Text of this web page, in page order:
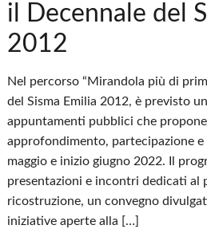
il Decennale del
2012
Nel percorso “Mirandola più di
del Sisma Emilia 2012, è previsto
appuntamenti pubblici che
approfondimento, partecipazione
maggio e inizio giugno 2022. Il
presentazioni e incontri dedicati al
ricostruzione, un convegno
iniziative aperte alla […]